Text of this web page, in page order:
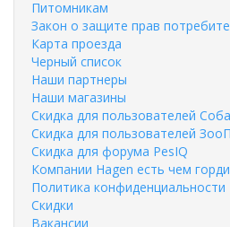
Питомникам
Закон о защите прав
Карта проезда
Черный список
Наши партнеры
Наши магазины
Скидка для пользователей
Скидка для пользователей
Скидка для форума PesIQ
Компании Hagen есть чем
Политика конфиденциальности
Скидки
Вакансии